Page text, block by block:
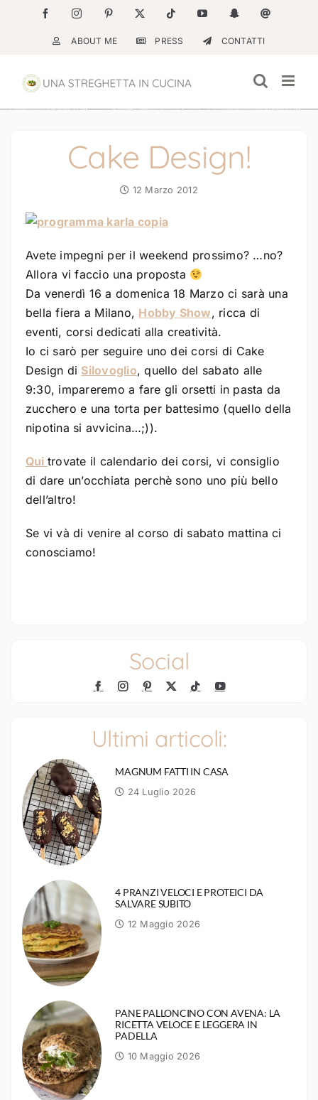
contenuto
FacebookInstagramPinterest Tiktok YouTubeSnapchatEmail
ABOUT ME PRESS CONTATTI
Cake Design!
12 Marzo 2012
Avete impegni per il weekend prossimo? …no?
Allora vi faccio una proposta
Da venerdì 16 a domenica 18 Marzo ci sarà una
bella fiera a Milano, Hobby Show, ricca di
eventi, corsi dedicati alla creatività.
Io ci sarò per seguire uno dei corsi di Cake
Design di Silovoglio, quello del sabato alle
9:30, impareremo a fare gli orsetti in pasta da
zucchero e una torta per battesimo (quello della
nipotina si avvicina…;)).
Qui trovate il calendario dei corsi, vi consiglio
di dare un’occhiata perchè sono uno più bello
dell’altro!
Se vi và di venire al corso di sabato mattina ci
conosciamo!
Social
Ultimi articoli:
MAGNUM FATTI IN CASA
24 Luglio 2026
4 PRANZI VELOCI E PROTEICI DA
SALVARE SUBITO
12 Maggio 2026
PANE PALLONCINO CON AVENA: LA
RICETTA VELOCE E LEGGERA IN
PADELLA
10 Maggio 2026